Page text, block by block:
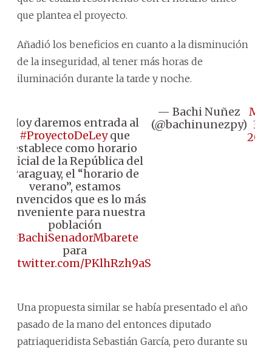
que plantea el proyecto.
Añadió los beneficios en cuanto a la disminución
de la inseguridad, al tener más horas de
iluminación durante la tarde y noche.
Hoy daremos entrada al
#ProyectoDeLeyque
establece como horario
oficial de la República del
Paraguay, el “horario de
verano”, estamos
convencidos que es lo más
conveniente para nuestra
población
#BachiSenadorMbarete
para
PKlhRzh9aS
— Bachi Nuñez
(@bachinunezpy)
May
30,
Una propuesta similar se había presentado el año
pasado de la mano del entonces diputado
patriaqueridista Sebastián García, pero durante su